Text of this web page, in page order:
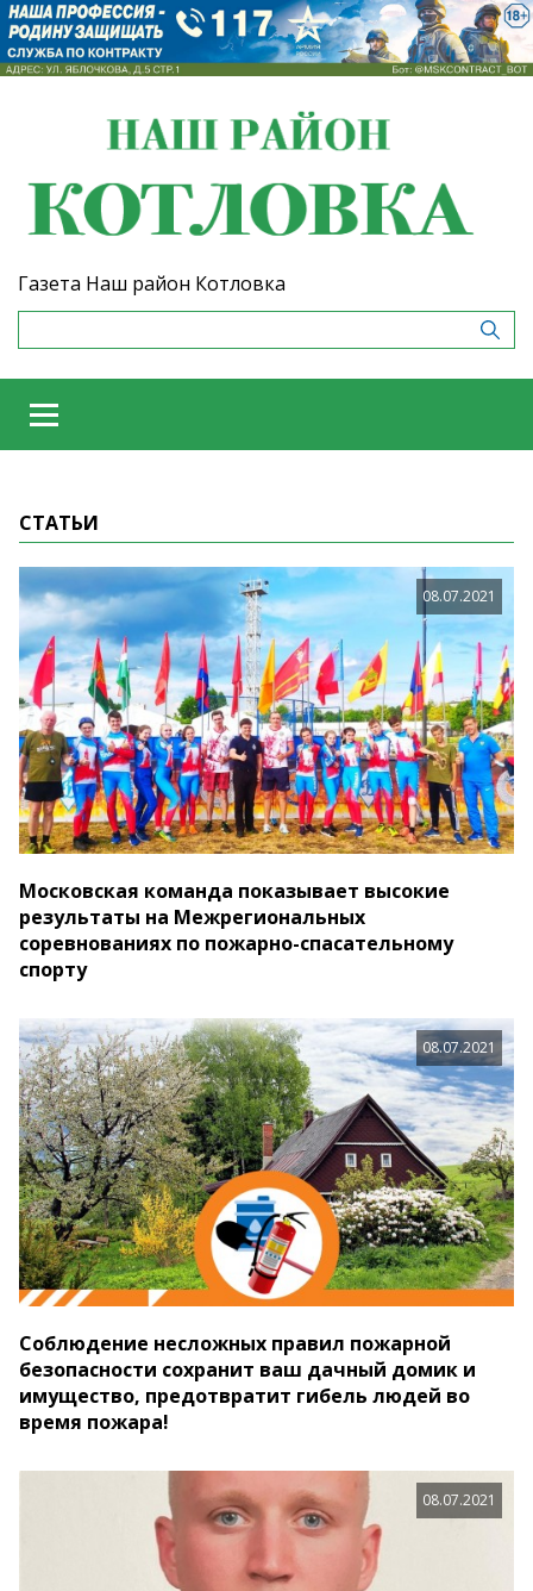
Газета Наш район Котловка
СТАТЬИ
08.07.2021
Московская команда показывает высокие
результаты на Межрегиональных
соревнованиях по пожарно-спасательному
спорту
08.07.2021
Соблюдение несложных правил пожарной
безопасности сохранит ваш дачный домик и
имущество, предотвратит гибель людей во
время пожара!
08.07.2021